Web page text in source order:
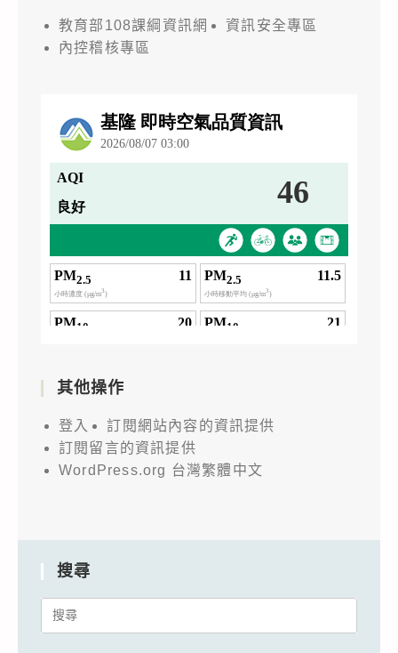
教育部108課綱資訊網
資訊安全專區
內控稽核專區
其他操作
登入
訂閱網站內容的資訊提供
訂閱留言的資訊提供
WordPress.org 台灣繁體中文
搜尋
Search